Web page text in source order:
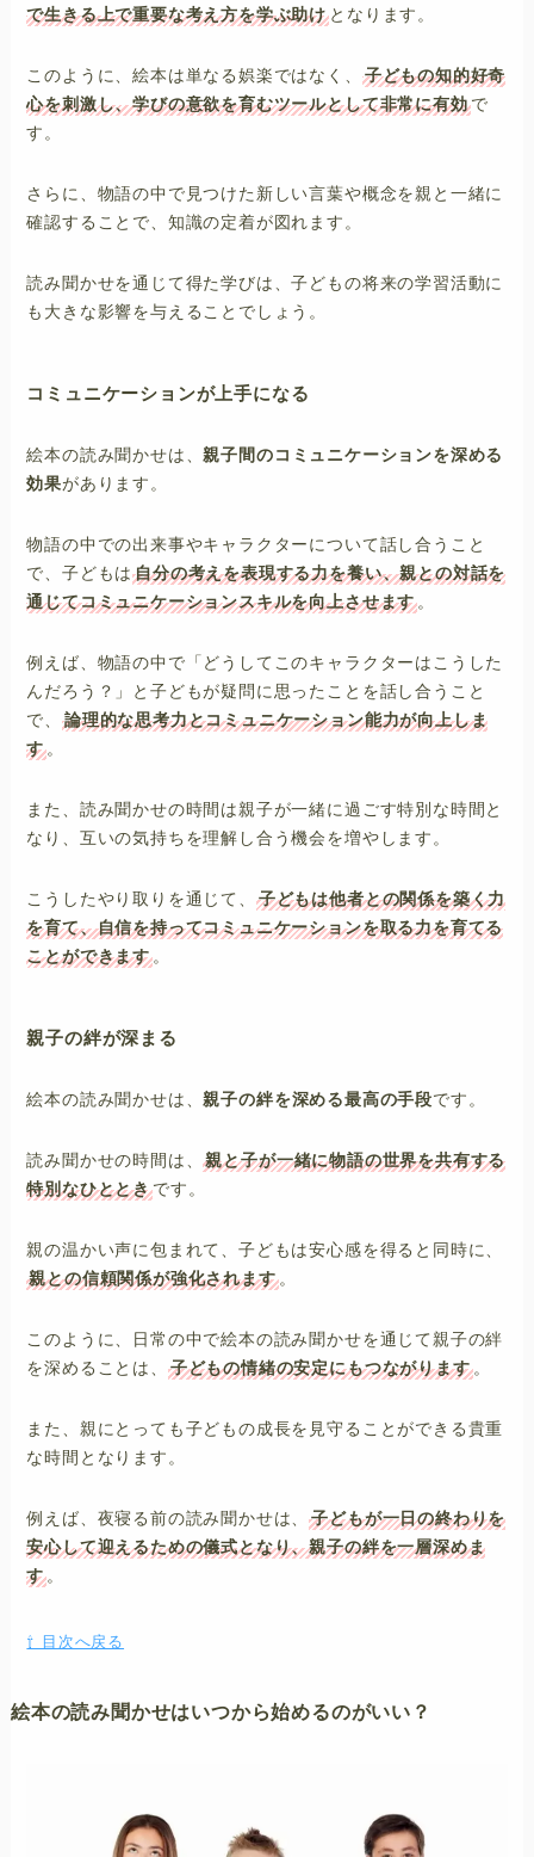
子育てする家づくり
子どもを守る
で生きる上で重要な考え方を学ぶ助け となります。
このように、絵本は単なる娯楽ではなく、
子どもの知的好奇
心を刺激し、学びの意欲を育むツールとして非常に有効で
す。
さらに、物語の中で見つけた新しい言葉や概念を親と一緒に
確認することで、知識の定着が図れます。
読み聞かせを通じて得た学びは、子どもの将来の学習活動に
も大きな影響を与えることでしょう。
コミュニケーションが上手になる
絵本の読み聞かせは、親子間のコミュニケーションを深める
効果があります。
物語の中での出来事やキャラクターについて話し合うこと
で、子どもは自分の考えを表現する力を養い、親との対話を
通じてコミュニケーションスキルを向上させます 。
例えば、物語の中で「どうしてこのキャラクターはこうした
んだろう？」と子どもが疑問に思ったことを話し合うこと
で、論理的な思考力とコミュニケーション能力が向上しま
す 。
また、読み聞かせの時間は親子が一緒に過ごす特別な時間と
なり、互いの気持ちを理解し合う機会を増やします。
こうしたやり取りを通じて、
子どもは他者との関係を築く力
を育て、自信を持ってコミュニケーションを取る力を育てる
ことができます 。
親子の絆が深まる
絵本の読み聞かせは、親子の絆を深める最高の手段です。
読み聞かせの時間は、親と子が一緒に物語の世界を共有する
特別なひとときです。
親の温かい声に包まれて、子どもは安心感を得ると同時に、
親との信頼関係が強化されます。
このように、日常の中で絵本の読み聞かせを通じて親子の絆
を深めることは、
子どもの情緒の安定にもつながります。
また、親にとっても子どもの成長を見守ることができる貴重
な時間となります。
例えば、夜寝る前の読み聞かせは、子どもが一日の終わりを
安心して迎えるための儀式となり、親子の絆を一層深めま
す 。
⇧ 目次へ戻る
絵本の読み聞かせはいつから始めるのがいい？